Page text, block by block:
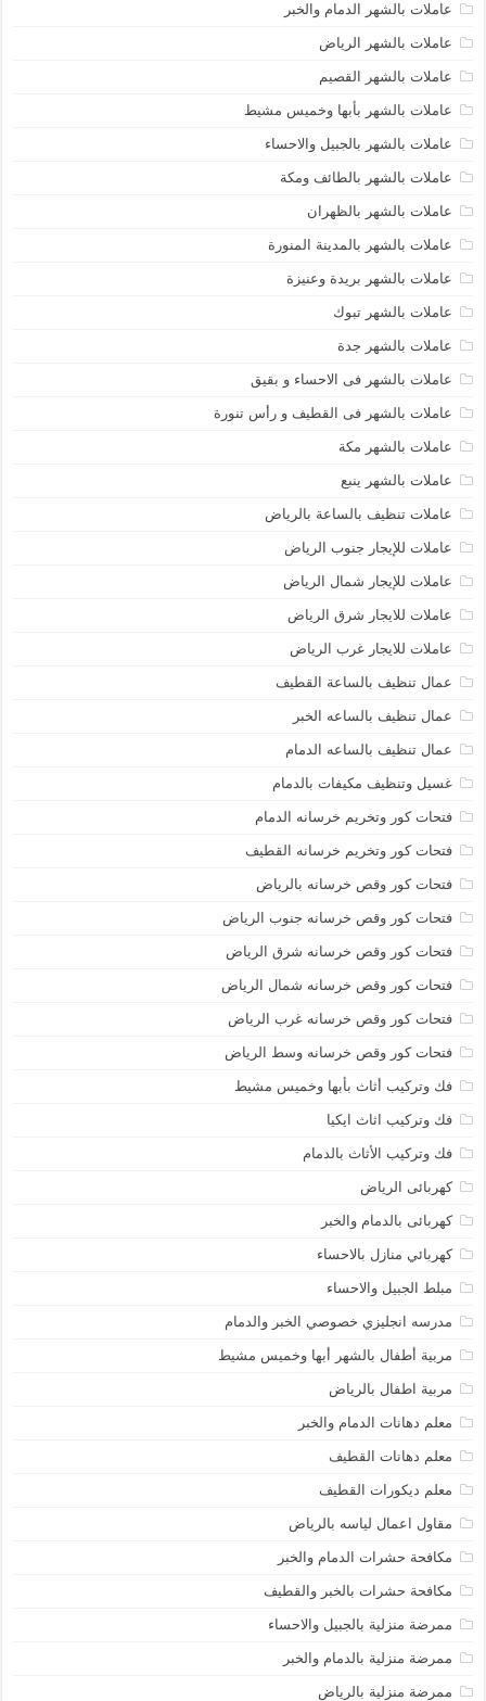
عاملات بالشهر الدمام والخبر
عاملات بالشهر الرياض
عاملات بالشهر القصيم
عاملات بالشهر بأبها وخميس مشيط
عاملات بالشهر بالجبيل والاحساء
عاملات بالشهر بالطائف ومكة
عاملات بالشهر بالظهران
عاملات بالشهر بالمدينة المنورة
عاملات بالشهر بريدة وعنيزة
عاملات بالشهر تبوك
عاملات بالشهر جدة
عاملات بالشهر فى الاحساء و بقيق
عاملات بالشهر فى القطيف و رأس تنورة
عاملات بالشهر مكة
عاملات بالشهر ينبع
عاملات تنظيف بالساعة بالرياض
عاملات للإيجار جنوب الرياض
عاملات للإيجار شمال الرياض
عاملات للايجار شرق الرياض
عاملات للايجار غرب الرياض
عمال تنظيف بالساعة القطيف
عمال تنظيف بالساعه الخبر
عمال تنظيف بالساعه الدمام
غسيل وتنظيف مكيفات بالدمام
فتحات كور وتخريم خرسانه الدمام
فتحات كور وتخريم خرسانه القطيف
فتحات كور وقص خرسانه بالرياض
فتحات كور وقص خرسانه جنوب الرياض
فتحات كور وقص خرسانه شرق الرياض
فتحات كور وقص خرسانه شمال الرياض
فتحات كور وقص خرسانه غرب الرياض
فتحات كور وقص خرسانه وسط الرياض
فك وتركيب أثاث بأبها وخميس مشيط
فك وتركيب اثاث ايكيا
فك وتركيب الأثاث بالدمام
كهربائى الرياض
كهربائى بالدمام والخبر
كهربائي منازل بالاحساء
مبلط الجبيل والاحساء
مدرسه انجليزي خصوصي الخبر والدمام
مربية أطفال بالشهر أبها وخميس مشيط
مربية اطفال بالرياض
معلم دهانات الدمام والخبر
معلم دهانات القطيف
معلم ديكورات القطيف
مقاول اعمال لياسه بالرياض
مكافحة حشرات الدمام والخبر
مكافحة حشرات بالخبر والقطيف
ممرضة منزلية بالجبيل والاحساء
ممرضة منزلية بالدمام والخبر
ممرضة منزلية بالرياض